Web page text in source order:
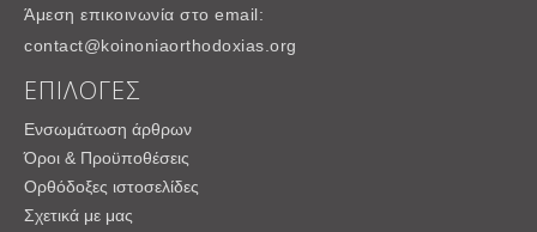
Άμεση επικοινωνία στο email:
contact@koinoniaorthodoxias.org
ΕΠΙΛΟΓΕΣ
Ενσωμάτωση άρθρων
Όροι & Προϋποθέσεις
Ορθόδοξες ιστοσελίδες
Σχετικά με μας